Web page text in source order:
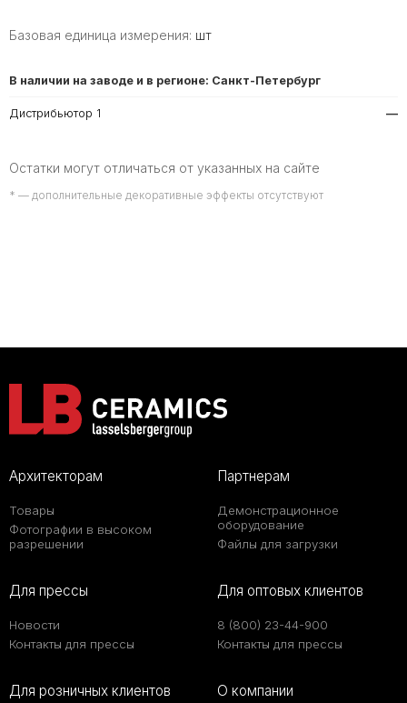
Базовая единица измерения: шт
В наличии на заводе и в регионе: Санкт-Петербург
Дистрибьютор 1 —
Остатки могут отличаться от указанных на сайте
* — дополнительные декоративные эффекты отсутствуют
Архитекторам
Товары
Фотографии в высоком
разрешении
Партнерам
Демонстрационное
оборудование
Файлы для загрузки
Для прессы
Новости
Контакты для прессы
Для оптовых клиентов
8 (800) 23-44-900
Контакты для прессы
Для розничных клиентов О компании